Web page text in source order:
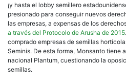
¡y hasta el lobby semillero
presionado para conseguir nuevos
las empresas, a expensas de los
a través del Protocolo de Arusha de 2015
comprado empresas de semillas
Seminis. De esta forma, Monsanto tiene
nacional Plantum, cuestionando la
semillas.